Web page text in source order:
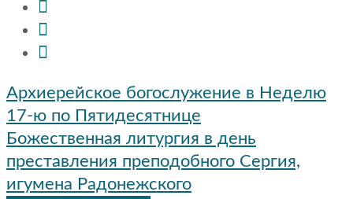
Навигация
по
записям
Архиерейское богослужение в Неделю
17-ю по Пятидесятнице
Божественная литургия в день
преставления преподобного Сергия,
игумена Радонежского